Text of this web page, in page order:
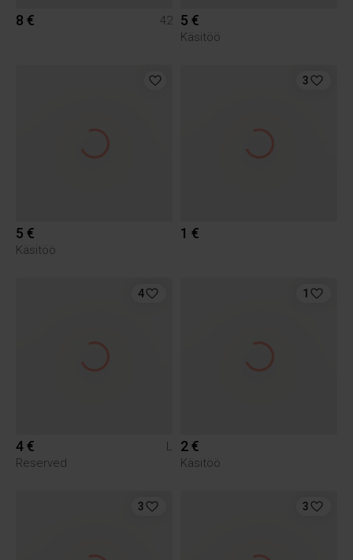
8 € 42 5 €
Käsitöö
5 €
Käsitöö
3
1 €
4
4 €
L
Reserved
1
2 €
Käsitöö
3 3